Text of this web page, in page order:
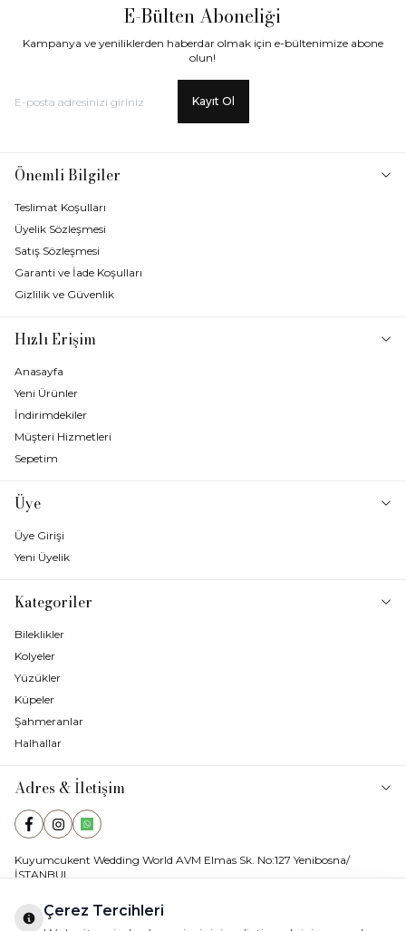
E-Bülten Aboneliği
Kampanya ve yeniliklerden haberdar olmak için e-bültenimize abone
olun!
Kayıt Ol
Önemli Bilgiler
Teslimat Koşulları
Üyelik Sözleşmesi
Satış Sözleşmesi
Garanti ve İade Koşulları
Gizlilik ve Güvenlik
Hızlı Erişim
Anasayfa
Yeni Ürünler
İndirimdekiler
Müşteri Hizmetleri
Sepetim
Üye
Üye Girişi
Yeni Üyelik
Kategoriler
Bileklikler
Kolyeler
Yüzükler
Küpeler
Şahmeranlar
Halhallar
Adres & İletişim
FacebookInstagramWhatsApp
Kuyumcukent Wedding World AVM Elmas Sk. No:127 Yenibosna/
İSTANBUL
ahenkkuyumculuk@hotmail.com
Çerez Tercihleri